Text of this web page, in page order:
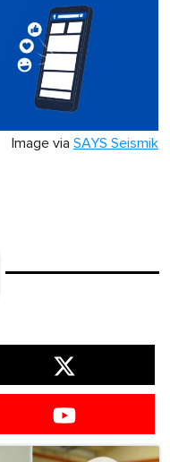
Image via SAYS Seismik